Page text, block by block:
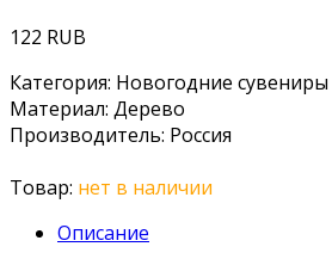
122 RUB
Категория: Новогодние сувениры
Материал: Дерево
Производитель: Россия
Товар: нет в наличии
Описание